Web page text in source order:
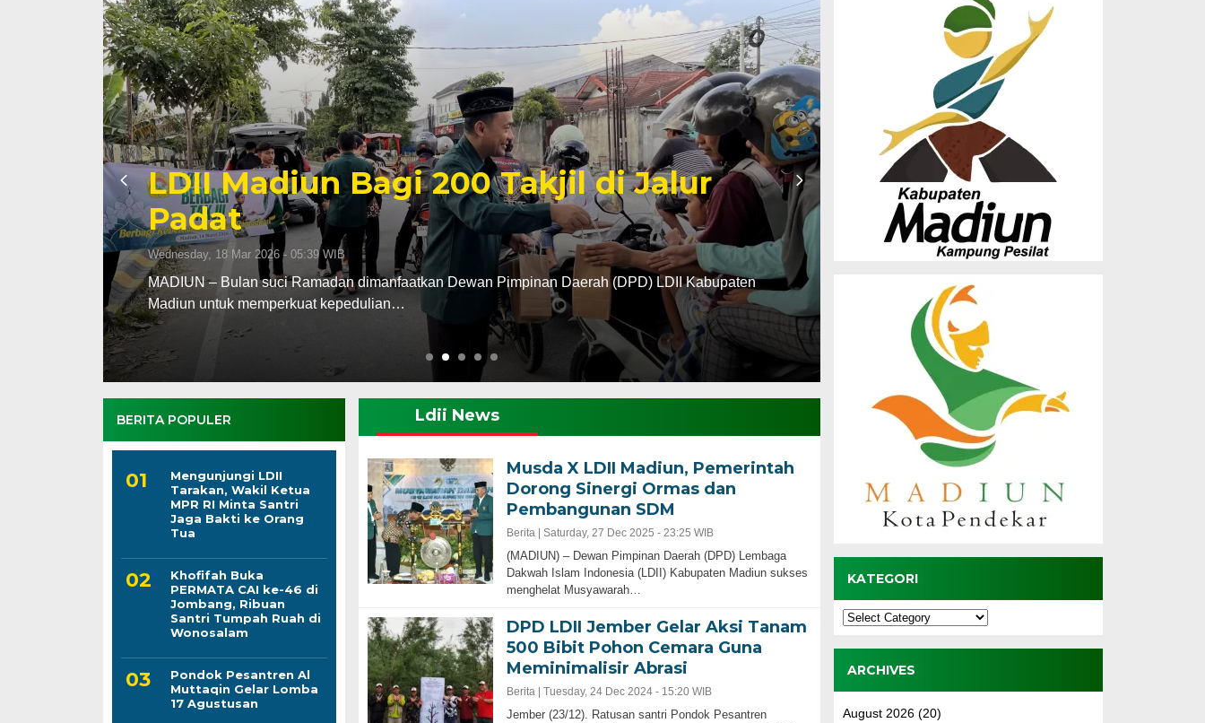
Penentuan 1 Ramadan 1447 H, LDII
Kabupaten dan Kota Madiun Gelar
Rukyat Hilal
Tuesday, 17 Feb 2026 - 20:18 WIB
Tim Rukyatul Hilal Dewan Pimpinan Daerah Lembaga Dakwah Islam Indonesia (LDII) Kabupaten
dan Kota Madiun menggelar…
Musda X LDII
Dorong Sinergi
Pembangunan SDM
Saturday, 27 Dec 2025 - 23:25 WIB
(MADIUN) – Dewan Pimpinan Daerah (DPD)
Madiun sukses menghelat Musyawarah…
BERITA POPULER
Mengunjungi LDII
Tarakan, Wakil Ketua
MPR RI Minta Santri
Jaga Bakti ke Orang
Tua
Khofifah Buka
PERMATA CAI ke-46 di
Jombang, Ribuan
Santri Tumpah Ruah di
Wonosalam
Pondok Pesantren Al
Muttaqin Gelar Lomba
17 Agustusan
Ldii News
Musda X LDII Madiun, Pemerintah
Dorong Sinergi Ormas dan
Pembangunan SDM
Berita | Saturday, 27 Dec 2025 - 23:25 WIB
(MADIUN) – Dewan Pimpinan Daerah (DPD) Lembaga
Dakwah Islam Indonesia (LDII) Kabupaten Madiun sukses
menghelat Musyawarah…
DPD LDII Jember Gelar Aksi Tanam
500 Bibit Pohon Cemara Guna
Meminimalisir Abrasi
Berita | Tuesday, 24 Dec 2024 - 15:20 WIB
Jember (23/12). Ratusan santri Pondok Pesantren
KATEGORI
Kategori
ARCHIVES
August 2026(20)